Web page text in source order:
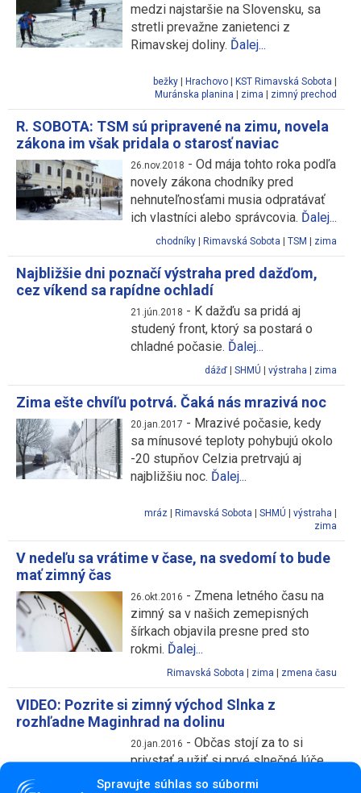
Spravujte súhlas so súbormi
medzi najstaršie na Slovensku, sa
stretli prevažne zanietenci z
Rimavskej doliny. Ďalej...
bežky Hrachovo KST Rimavská Sobota
Muránska planina
zima zimný prechod
R. SOBOTA: TSM sú pripravené na zimu, novela
zákona im však pridala o starosť naviac
26.nov.2018 - Od mája tohto roka podľa
novely zákona chodníky pred
nehnuteľnosťami musia odpratávať
ich vlastníci alebo správcovia. Ďalej...
chodníky Rimavská Sobota TSM zima
Najbližšie dni poznačí výstraha pred dažďom,
cez víkend sa rapídne ochladí
21.jún.2018 - K dažďu sa pridá aj
studený front, ktorý sa postará o
chladné počasie. Ďalej...
dážď SHMÚ výstraha zima
Zima ešte chvíľu potrvá. Čaká nás mrazivá noc
20.jan.2017 - Mrazivé počasie, kedy
sa mínusové teploty pohybujú okolo
-20 stupňov Celzia pretrvajú aj
najbližšiu noc. Ďalej...
mráz Rimavská Sobota SHMÚ výstraha
zima
V nedeľu sa vrátime v čase, na svedomí to bude
mať zimný čas
26.okt.2016 - Zmena letného času na
zimný sa v našich zemepisných
šírkach objavila presne pred sto
rokmi. Ďalej...
Rimavská Sobota zima zmena času
VIDEO: Pozrite si zimný východ Slnka z
rozhľadne Maginhrad na dolinu
20.jan.2016 - Občas stojí za to si
privstať a užiť si prvé slnečné lúče,
napríklad aj nad Rimavskou Sobotou.